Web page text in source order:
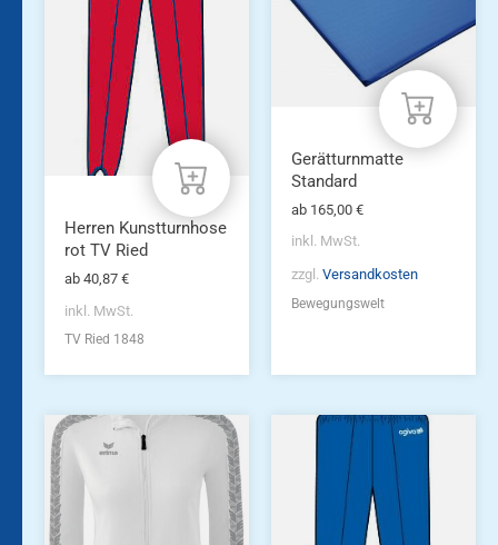
auf.
Optionen
können
Produktseite
gewählt
Herren Kunstturnhose
rot TV Ried
ab 40,87 €
inkl. MwSt.
TV Ried 1848
auf.
Optionen
Produktseite
gewählt
werden
Gerätturnmatte
Standard
ab 165,00 €
inkl. MwSt.
zzgl. Versandkosten
Bewegungswelt
Dieses
Produkt
weist
Dieses
mehrere
Varianten